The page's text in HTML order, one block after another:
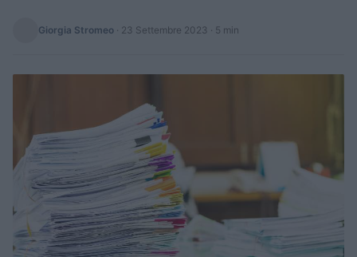
Giorgia Stromeo · 23 Settembre 2023 · 5 min